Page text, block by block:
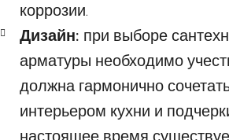
коррозии.
Дизайн: при выборе
арматуры необходимо
должна гармонично
интерьером кухни и
настоящее время